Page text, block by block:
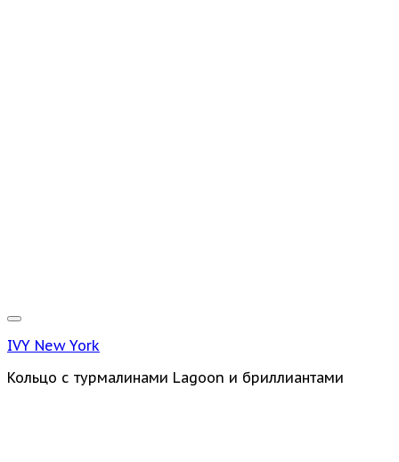
IVY New York
Кольцо с турмалинами Lagoon и бриллиантами